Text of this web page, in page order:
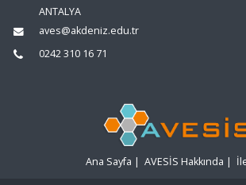
ANTALYA
aves@akdeniz.edu.tr
0242 310 16 71
Ana Sayfa | AVESİS Hakkında |